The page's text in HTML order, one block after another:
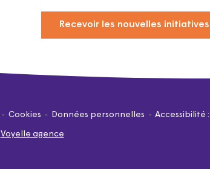
Recevoir les nouvelles
Cookies Données personnelles Accessibilité
Voyelle agence